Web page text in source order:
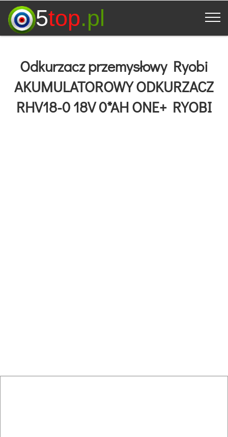
5top.pl
Odkurzacz przemysłowy Ryobi
AKUMULATOROWY ODKURZACZ
RHV18-0 18V 0*AH ONE+ RYOBI